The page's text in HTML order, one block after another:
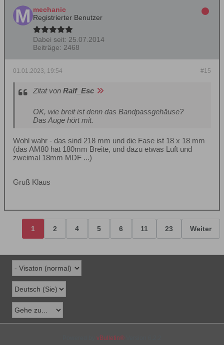
mechanic
Registrierter Benutzer
Dabei seit: 25.07.2014
Beiträge: 2468
#15
01.01.2023, 19:54
Zitat von Ralf_Esc
OK, wie breit ist denn das Bandpassgehäuse?
Das Auge hört mit.
Wohl wahr - das sind 218 mm und die Fase ist 18 x 18 mm
(das AM80 hat 180mm Breite, und dazu etwas Luft und
zweimal 18mm MDF ...)
Gruß Klaus
1 2 4 5 6 11 23 Weiter
vBulletin®